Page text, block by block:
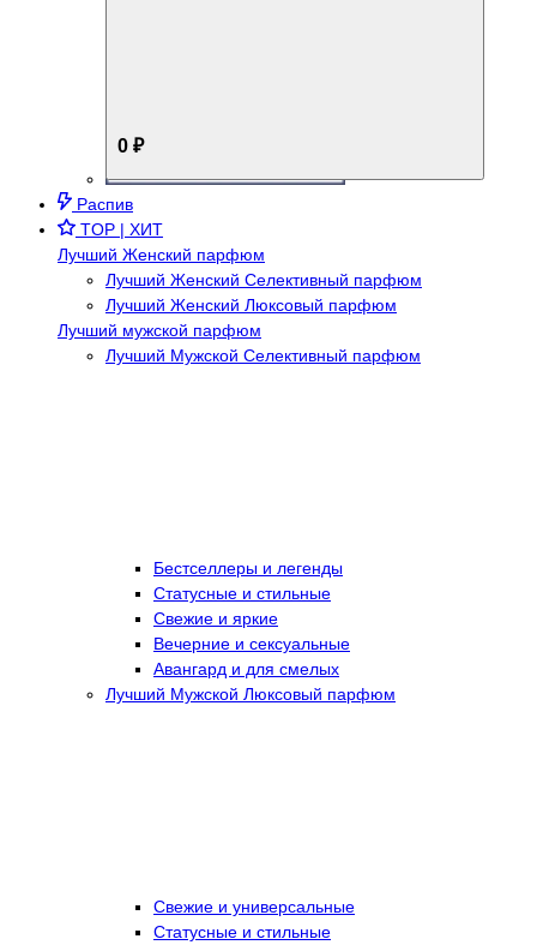
0 ₽
Распив
TOP | ХИТ
Лучший Женский парфюм
Лучший Женский Селективный парфюм
Лучший Женский Люксовый парфюм
Лучший мужской парфюм
Лучший Мужской Селективный парфюм
Бестселлеры и легенды
Статусные и стильные
Свежие и яркие
Вечерние и сексуальные
Авангард и для смелых
Лучший Мужской Люксовый парфюм
Свежие и универсальные
Статусные и стильные